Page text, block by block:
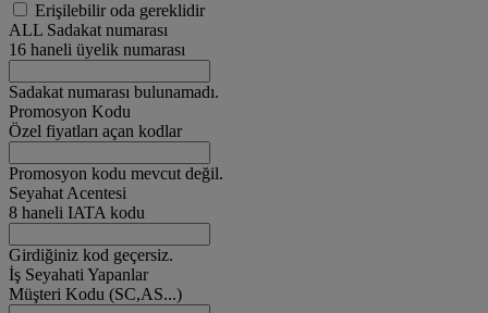
Erişilebilir oda gereklidir
ALL Sadakat numarası
16 haneli üyelik numarası
Sadakat numarası bulunamadı.
Promosyon Kodu
Özel fiyatları açan kodlar
Promosyon kodu mevcut değil.
Seyahat Acentesi
8 haneli IATA kodu
Girdiğiniz kod geçersiz.
İş Seyahati Yapanlar
Müşteri Kodu (SC,AS...)